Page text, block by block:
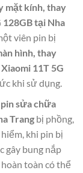
mặt kính, thay
tại Nha
viên pin bị
hình, thay
11T 5G
khi sử dụng.
sửa chữa
Trangbị phồng,
khi pin bị
gây bung nắp
toàn có thể